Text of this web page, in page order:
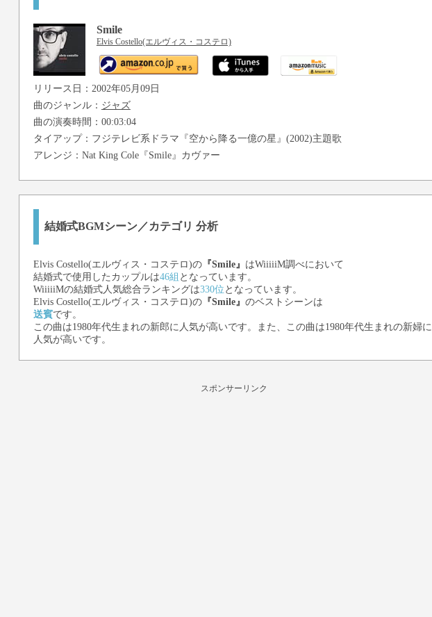
Smile
Elvis Costello(エルヴィス・コステロ)
リリース日：2002年05月09日
曲のジャンル： ジャズ
曲の演奏時間：00:03:04
タイアップ：フジテレビ系ドラマ『空から降る一億の星』(2002)主題歌
アレンジ： Nat King Cole『Smile』 カヴァー
結婚式BGMシーン／カテゴリ 分析
Elvis Costello(エルヴィス・コステロ)の『Smile』 はWiiiiiM調べにおいて
結婚式で使用したカップルは46組 となっています。
WiiiiiMの結婚式人気総合ランキングは330位 となっています。
Elvis Costello(エルヴィス・コステロ)の『Smile』 のベストシーンは
送賓です。
この曲は1980年代生まれの新郎に人気が高いです。また、この曲は1980年代生まれの新婦に
人気が高いです。
スポンサーリンク